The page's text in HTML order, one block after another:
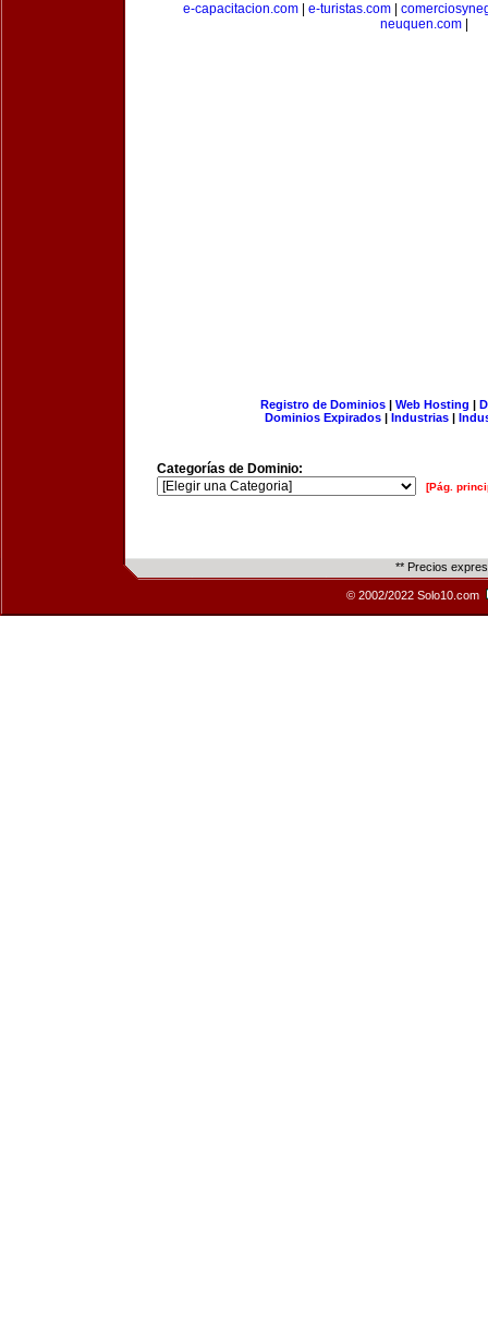
e-capacitacion.com
e-turistas.com
neuquen.com|
Registro de Dominios| Web Hosting |
Dominios Expirados | Industrias |
Categorías de Dominio:
[Pág.
** Precios
© 2002/2022 Solo10.com